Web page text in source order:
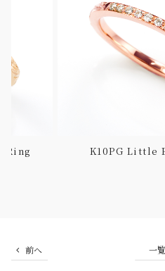
Ring K10PG Little
前へ 一覧